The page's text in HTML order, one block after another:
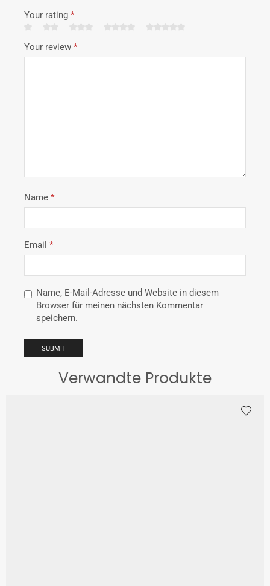
Your rating *
Your review *
Name *
Email *
Name, E-Mail-Adresse und Website in diesem
Browser für meinen nächsten Kommentar
speichern.
Verwandte Produkte